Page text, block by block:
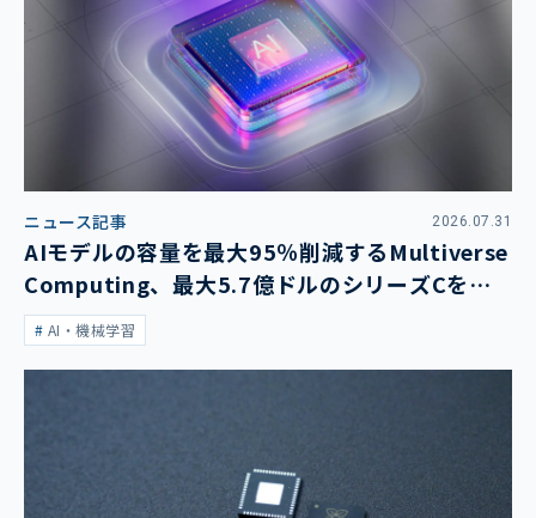
ニュース記事 2026.07.31
AIモデルの容量を最大95％削減するMultiverse
Computing、最大5.7億ドルのシリーズCを発
表AI・機械学習